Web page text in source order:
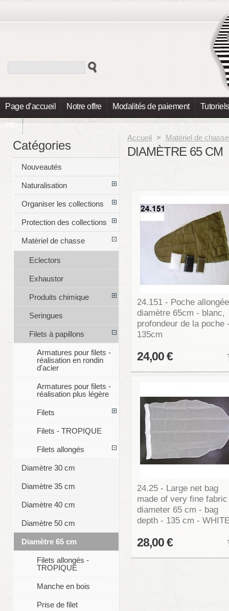
Page d’accueil Notre offre Modalités de paiement Tutoriels
Info
Accueil > Matériel de chasse
DIAMÈTRE 65 CM
24.151 - Poche
diamètre 65cm - blanc,
profondeur de la poche
135cm
24,00 €
24.25 - Large net bag
made of very fine
diameter 65 cm - bag
depth - 135 cm -
28,00 €
Catégories
Nouveautés
Naturalisation
Organiser les collections
Protection des collections
Matériel de chasse
Eclectors
Exhaustor
Produits chimique
Seringues
Filets à papillons
Armatures pour filets -
réalisation en rondin
d'acier
Armatures pour filets -
réalisation plus légère
Filets
Filets - TROPIQUE
Filets allongés
Diamètre 30 cm
Diamètre 35 cm
Diamètre 40 cm
Diamètre 50 cm
Diamètre 65 cm
Filets allongés -
TROPIQUE
Manche en bois
Prise de filet